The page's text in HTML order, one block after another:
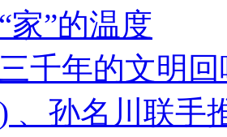
家”的温度
千年的文明
、孙名川联手